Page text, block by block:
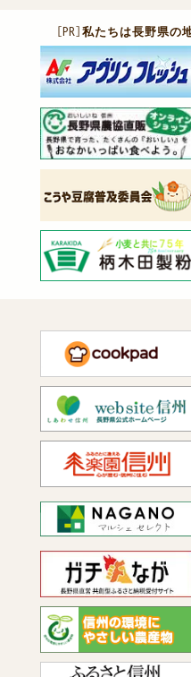
［PR］ 私たちは長野県の